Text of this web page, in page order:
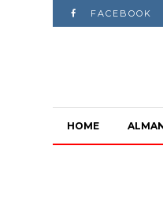
FACEBOOK
HOME